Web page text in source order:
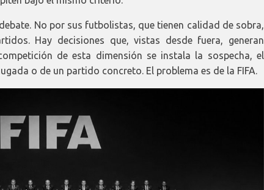
No por sus futbolistas, que tienen calidad de sobra,
Hay decisiones que, vistas desde fuera, generan
de esta dimensión se instala la sospecha, el
o de un partido concreto. El problema es de la FIFA.